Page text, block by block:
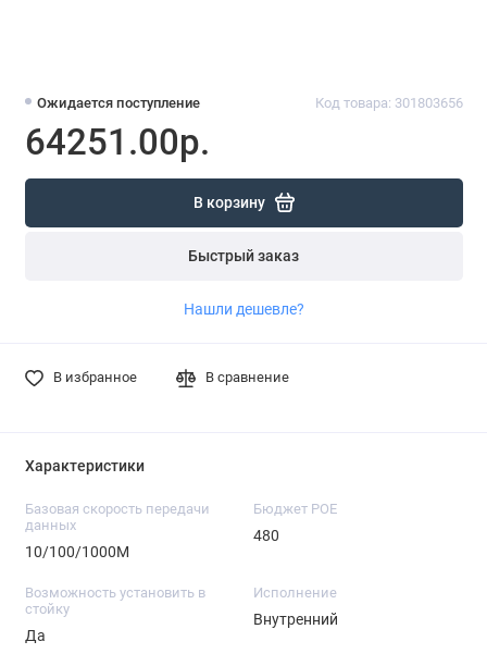
Ожидается поступление Код товара: 301803656
64251.00р.
В корзину
Быстрый заказ
Нашли дешевле?
В избранное В сравнение
Характеристики
Базовая скорость передачи
данных
10/100/1000M
Бюджет POE
480
Возможность установить в
стойку
Да
Исполнение
Внутренний